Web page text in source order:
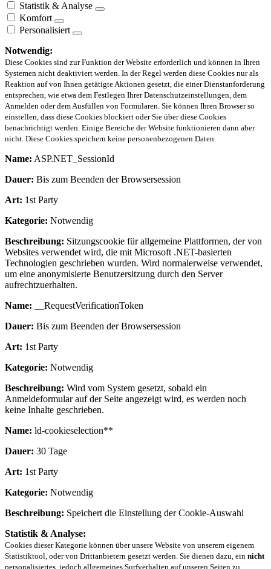
Statistik & Analyse
Komfort
Personalisiert
Notwendig:
Diese Cookies sind zur Funktion der Website erforderlich und können in Ihren
Systemen nicht deaktiviert werden. In der Regel werden diese Cookies nur als
Reaktion auf von Ihnen getätigte Aktionen gesetzt, die einer Dienstanforderung
entsprechen, wie etwa dem Festlegen Ihrer Datenschutzeinstellungen, dem
Anmelden oder dem Ausfüllen von Formularen. Sie können Ihren Browser so
einstellen, dass diese Cookies blockiert oder Sie über diese Cookies
benachrichtigt werden. Einige Bereiche der Website funktionieren dann aber
nicht. Diese Cookies speichern keine personenbezogenen Daten.
Name: ASP.NET_SessionId
Dauer: Bis zum Beenden der Browsersession
Art: 1st Party
Kategorie: Notwendig
Beschreibung: Sitzungscookie für allgemeine Plattformen, der von
Websites verwendet wird, die mit Microsoft .NET-basierten
Technologien geschrieben wurden. Wird normalerweise verwendet,
um eine anonymisierte Benutzersitzung durch den Server
aufrechtzuerhalten.
Name: __RequestVerificationToken
Dauer: Bis zum Beenden der Browsersession
Art: 1st Party
Kategorie: Notwendig
Beschreibung: Wird vom System gesetzt, sobald ein
Anmeldeformular auf der Seite angezeigt wird, es werden noch
keine Inhalte geschrieben.
Name: ld-cookieselection**
Dauer: 30 Tage
Art: 1st Party
Kategorie: Notwendig
Beschreibung: Speichert die Einstellung der Cookie-Auswahl
Statistik & Analyse:
Cookies dieser Kategorie können über unsere Website von unserem eigenem
Statistiktool, oder von Drittanbietern gesetzt werden. Sie dienen dazu, ein nicht
personalisiertes, jedoch allgemeines Surfverhalten auf unseren Seiten zu